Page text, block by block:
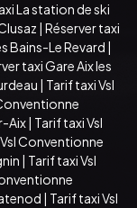
La station de ski
| Réserver taxi
Bains-Le Revard |
taxi Gare Aix les
| Tarif taxi Vsl
Aix| Tarif taxi Vsl
Conventionne
| Tarif taxi Vsl
| Tarif taxi Vsl